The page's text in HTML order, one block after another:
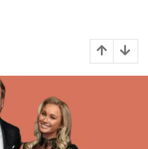
t
e
n